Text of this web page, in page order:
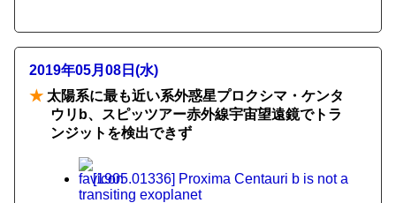
2019年05月08日(水)
★ 太陽系に最も近い系外惑星プロクシマ・ケンタ
ウリb、スピッツアー赤外線宇宙望遠鏡でトラ
ンジットを検出できず
[1905.01336] Proxima Centauri b is not a
transiting exoplanet